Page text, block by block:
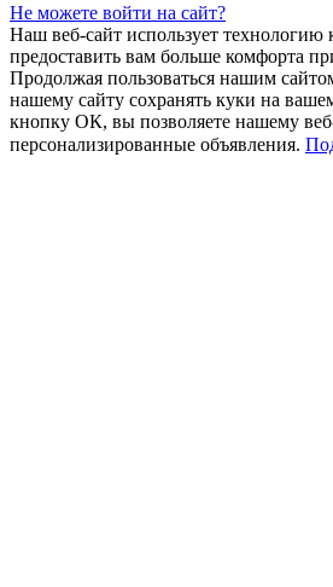
Не можете войти на сайт?
Наш веб-сайт использует технологию
предоставить вам больше комфорта
Продолжая пользоваться нашим
нашему сайту сохранять куки на
кнопку ОК, вы позволяете нашему
персонализированные объявления.